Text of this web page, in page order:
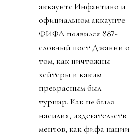
аккаунте Инфантино и
официальном аккаунте
ФИФА появился 887-
словный пост Джанни о
том, как ничтожны
хейтеры и каким
прекрасным был
турнир. Как не было
насилия, издевательств
ментов, как фифа нации